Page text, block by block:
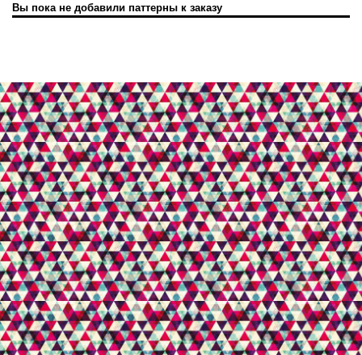
Вы пока не добавили паттерны к заказу